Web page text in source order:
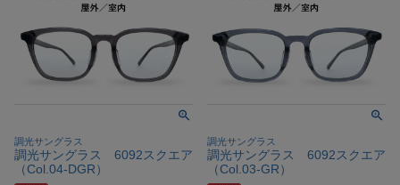
調光サングラス
調光サングラス 6092スクエア
（Col.04‐DGR）
調光サングラス
調光サングラス 6092スクエア
（Col.03‐GR）